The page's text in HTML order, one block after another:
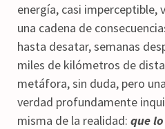
energía, casi imperceptible,
una cadena de
hasta desatar, semanas
miles de kilómetros de
metáfora, sin duda, pero
verdad profundamente
misma de la realidad: que